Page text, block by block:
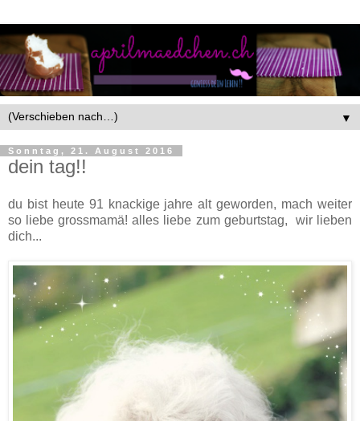
▼
Sonntag, 21. August 2016
dein tag!!
du bist heute 91 knackige jahre alt geworden, mach weiter
so liebe grossmamä! alles liebe zum geburtstag, wir lieben
dich...